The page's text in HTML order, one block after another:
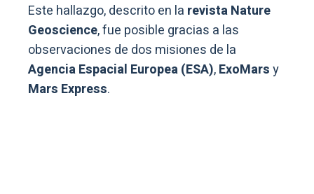
Este hallazgo, descrito en la revista Nature
Geoscience, fue posible gracias a las
observaciones de dos misiones de la
Agencia Espacial Europea (ESA),ExoMarsy
Mars Express.